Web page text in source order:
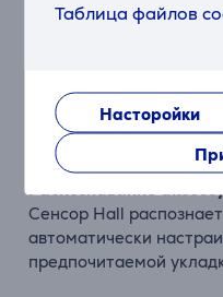
Таблица файлов
Насторойки
оптимизации укладки.
Сенсор Time of Flight
температуру, чтобы
волос и помогать
Распознавание
Сенсор Hall
автоматически
предпочитаемой